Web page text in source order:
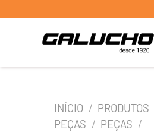
INÍCIO / PRODUTOS
PEÇAS / PEÇAS /